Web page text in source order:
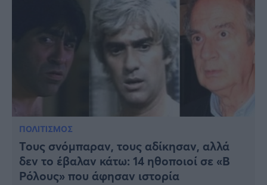
ΠΟΛΙΤΙΣΜΟΣ
Τους σνόμπαραν, τους αδίκησαν, αλλά
δεν το έβαλαν κάτω: 14 ηθοποιοί σε «Β
Ρόλους» που άφησαν ιστορία